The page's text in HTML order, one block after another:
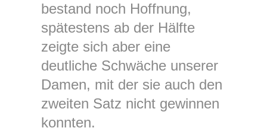
bestand noch Hoffnung,
spätestens ab der Hälfte
zeigte sich aber eine
deutliche Schwäche unserer
Damen, mit der sie auch den
zweiten Satz nicht gewinnen
konnten.